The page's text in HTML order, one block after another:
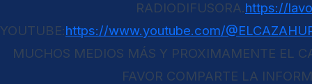
RADIODIFUSORA.https://
YOUTUBE:https://www.youtube.com/
MUCHOS MEDIOS MÁS Y PROXIMAMENTE EL
FAVOR COMPARTE LA